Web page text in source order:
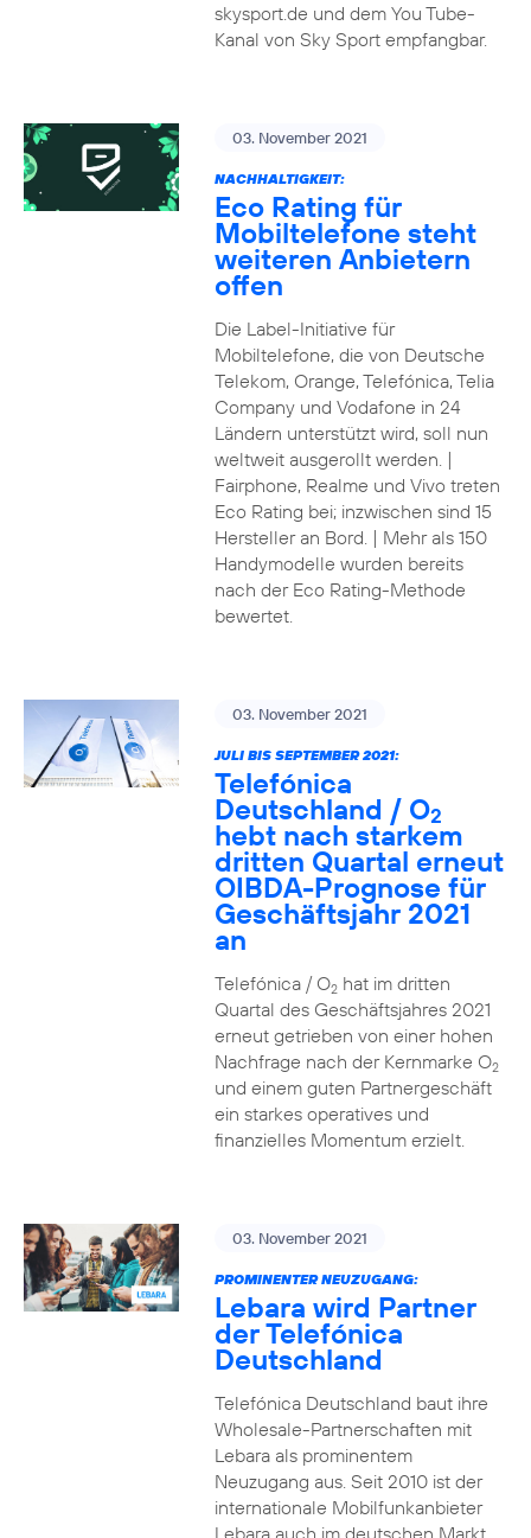
skysport.de und dem You Tube-
Kanal von Sky Sport empfangbar.
03. November 2021
NACHHALTIGKEIT:
Eco Rating für
Mobiltelefone steht
weiteren Anbietern
offen
Die Label-Initiative für
Mobiltelefone, die von Deutsche
Telekom, Orange, Telefónica, Telia
Company und Vodafone in 24
Ländern unterstützt wird, soll nun
weltweit ausgerollt werden. |
Fairphone, Realme und Vivo treten
Eco Rating bei; inzwischen sind 15
Hersteller an Bord. | Mehr als 150
Handymodelle wurden bereits
nach der Eco Rating-Methode
bewertet.
03. November 2021
JULI BIS SEPTEMBER 2021:
Telefónica
Deutschland / O2
hebt nach starkem
dritten Quartal erneut
OIBDA-Prognose für
Geschäftsjahr 2021
an
Telefónica / O2hat im dritten
Quartal des Geschäftsjahres 2021
erneut getrieben von einer hohen
Nachfrage nach der Kernmarke O2
und einem guten Partnergeschäft
ein starkes operatives und
finanzielles Momentum erzielt.
03. November 2021
PROMINENTER NEUZUGANG:
Lebara wird Partner
der Telefónica
Deutschland
Telefónica Deutschland baut ihre
Wholesale-Partnerschaften mit
Lebara als prominentem
Neuzugang aus. Seit 2010 ist der
internationale Mobilfunkanbieter
Lebara auch im deutschen Markt